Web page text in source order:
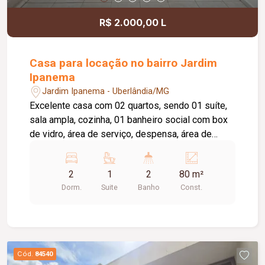
R$ 2.000,00 L
Casa para locação no bairro Jardim
Ipanema
Jardim Ipanema - Uberlândia/MG
Excelente casa com 02 quartos, sendo 01 suíte,
sala ampla, cozinha, 01 banheiro social com box
de vidro, área de serviço, despensa, área de
carros. Imóvel ideal para quem busca conforto,
espaço e lazer. Entre em contato para mais
informações e agende uma visita.
2
Dorm.
1
Suite
2
Banho
80 m²
Const.
Cód. 84540